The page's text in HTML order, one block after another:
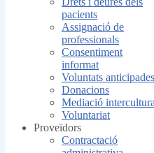
pacients
Assignació de
professionals
Consentiment
informat
Voluntats anticipades
Donacions
Mediació
Voluntariat
Proveïdors
Contractació